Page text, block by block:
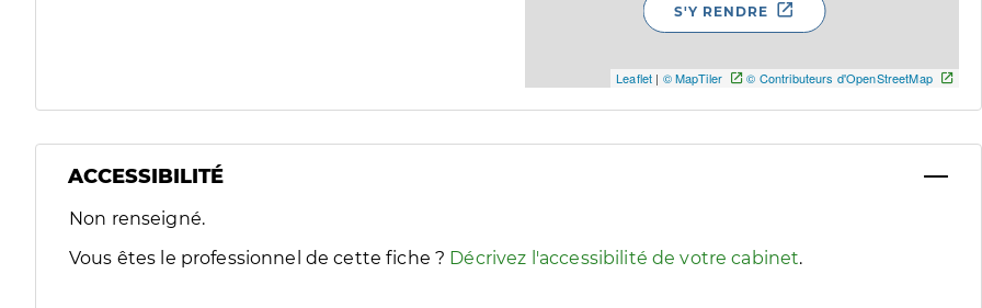
Leaflet | © MapTiler © Contributeurs d'OpenStreetMap
S'Y RENDRE
ACCESSIBILITÉ
Filtres
Sélectionnez un ou plusieurs handicaps/besoins spécifiques pour afficher les informations d'accessibilité associées
Non renseigné.
Vous êtes le professionnel de cette fiche ? Décrivez l'accessibilité de votre cabinet.